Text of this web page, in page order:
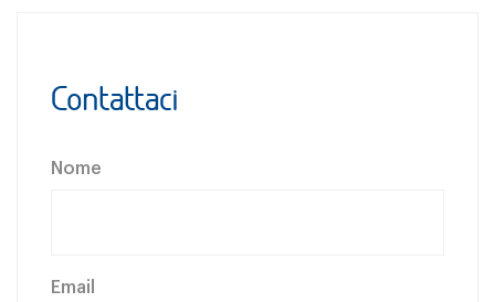
Contattaci
Nome
Email